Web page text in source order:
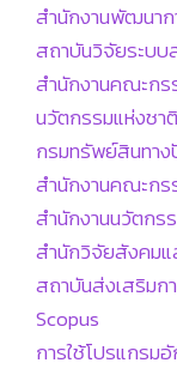
สำนักงานพัฒนาก
สถาบันวิจัยระบ
สำนักงานคณะกร
นวัตกรรมแห่งชา
กรมทรัพย์สินทา
สำนักงานคณะกร
สำนักงานนวัตกร
สำนักวิจัยสังคม
สถาบันส่งเสริมก
Scopus
การใช้โปรแกรม